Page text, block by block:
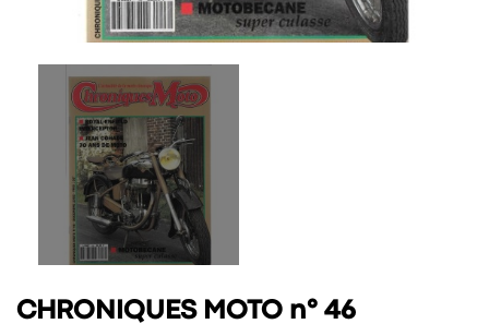
CHRONIQUES MOTO n° 46